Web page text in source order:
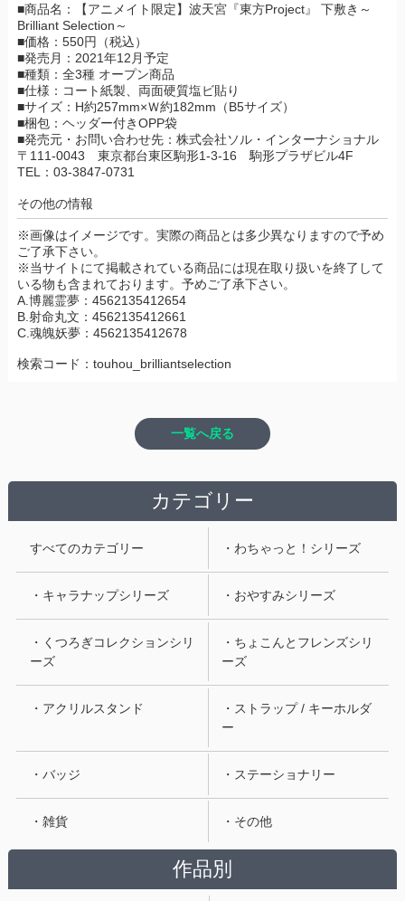
■商品名：【アニメイト限定】波天宮『東方Project』 下敷き～
Brilliant Selection～
■価格：550円（税込）
■発売月：2021年12月予定
■種類：全3種 オープン商品
■仕様：コート紙製、両面硬質塩ビ貼り
■サイズ：H約257mm×Ｗ約182mm（B5サイズ）
■梱包：ヘッダー付きOPP袋
■発売元・お問い合わせ先：株式会社ソル・インターナショナル
〒111-0043 東京都台東区駒形1-3-16 駒形プラザビル4F
TEL：03-3847-0731
その他の情報
※画像はイメージです。実際の商品とは多少異なりますので予め
ご了承下さい。
※当サイトにて掲載されている商品には現在取り扱いを終了して
いる物も含まれております。予めご了承下さい。
A.博麗霊夢：4562135412654
B.射命丸文：4562135412661
C.魂魄妖夢：4562135412678
検索コード：touhou_brilliantselection
一覧へ戻る
カテゴリー
すべてのカテゴリー ・わちゃっと！シリーズ
・キャラナップシリーズ ・おやすみシリーズ
・くつろぎコレクションシリ
ーズ
・ちょこんとフレンズシリ
ーズ
・アクリルスタンド
・ストラップ / キーホルダ
ー
・バッジ ・ステーショナリー
・雑貨 ・その他
作品別